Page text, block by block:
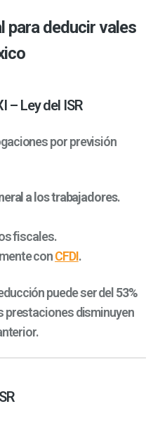
para deducir vales
– Ley del ISR
por previsión
a los trabajadores.
fiscales.
conCFDI.
puede ser del53%
prestaciones disminuyen